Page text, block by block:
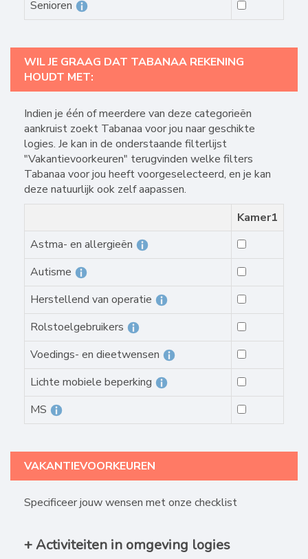
Senioren
WIL JE GRAAG DAT TABANAA REKENING
HOUDT MET:
Indien je één of meerdere van deze categorieën
aankruist zoekt Tabanaa voor jou naar geschikte
logies. Je kan in de onderstaande filterlijst
"Vakantievoorkeuren" terugvinden welke filters
Tabanaa voor jou heeft voorgeselecteerd, en je kan
deze natuurlijk ook zelf aapassen.
Kamer1
Astma- en allergieën
Autisme
Herstellend van operatie
Rolstoelgebruikers
Voedings- en dieetwensen
Lichte mobiele beperking
MS
VAKANTIEVOORKEUREN
Specificeer jouw wensen met onze checklist
+ Activiteiten in omgeving logies